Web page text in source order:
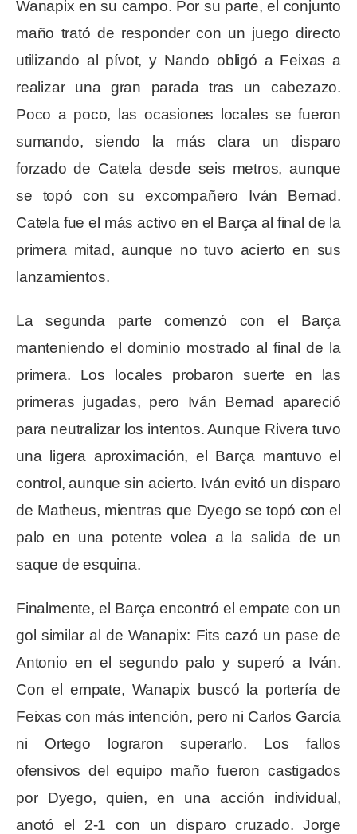
Wanapix en su campo. Por su parte, el conjunto
maño trató de responder con un juego directo
utilizando al pívot, y Nando obligó a Feixas a
realizar una gran parada tras un cabezazo.
Poco a poco, las ocasiones locales se fueron
sumando, siendo la más clara un disparo
forzado de Catela desde seis metros, aunque
se topó con su excompañero Iván Bernad.
Catela fue el más activo en el Barça al final de la
primera mitad, aunque no tuvo acierto en sus
lanzamientos.
La segunda parte comenzó con el Barça
manteniendo el dominio mostrado al final de la
primera. Los locales probaron suerte en las
primeras jugadas, pero Iván Bernad apareció
para neutralizar los intentos. Aunque Rivera tuvo
una ligera aproximación, el Barça mantuvo el
control, aunque sin acierto. Iván evitó un disparo
de Matheus, mientras que Dyego se topó con el
palo en una potente volea a la salida de un
saque de esquina.
Finalmente, el Barça encontró el empate con un
gol similar al de Wanapix: Fits cazó un pase de
Antonio en el segundo palo y superó a Iván.
Con el empate, Wanapix buscó la portería de
Feixas con más intención, pero ni Carlos García
ni Ortego lograron superarlo. Los fallos
ofensivos del equipo maño fueron castigados
por Dyego, quien, en una acción individual,
anotó el 2-1 con un disparo cruzado. Jorge